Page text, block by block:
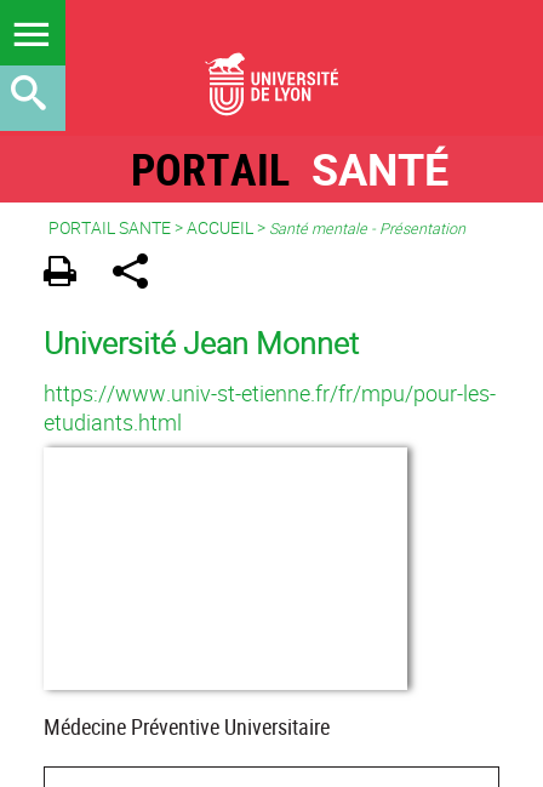
PORTAIL SANTÉ
PORTAIL SANTE>ACCUEIL> Santé mentale - Présentation
Université Jean Monnet
https://www.univ-st-etienne.fr/fr/mpu/pour-les-
etudiants.html
Médecine Préventive Universitaire